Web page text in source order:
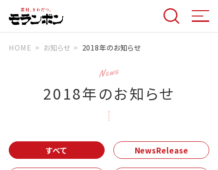
HOME お知らせ 2018年のお知らせ
News
2018年のお知らせ
すべて NewsRelease